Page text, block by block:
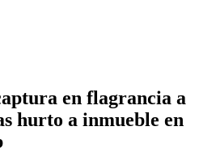
en flagrancia a
hurto a inmueble en